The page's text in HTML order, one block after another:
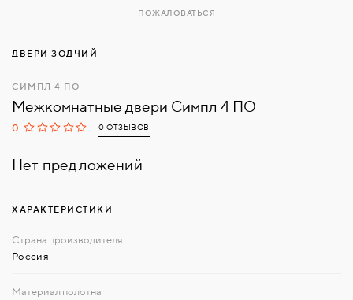
ДВЕРИ ЗОДЧИЙ
СИМПЛ 4 ПО
Межкомнатные двери Симпл 4 ПО
0 0 ОТЗЫВОВ
Нет предложений
ПОЖАЛОВАТЬСЯ
ХАРАКТЕРИСТИКИ
Россия